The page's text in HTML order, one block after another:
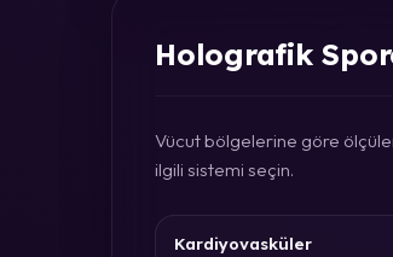
Holografik
Vücut bölgelerine göre
ilgili sistemi seçin.
Kardiyovasküler